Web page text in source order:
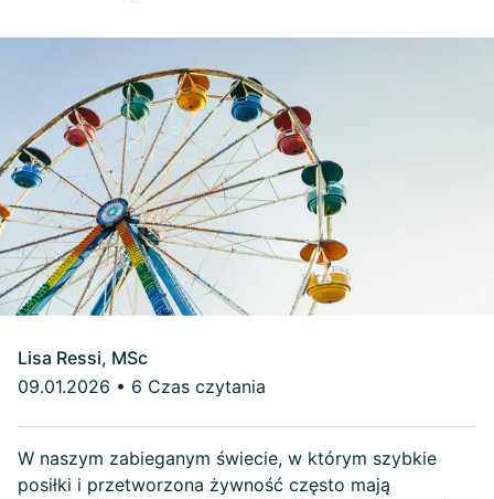
Lisa Ressi, MSc
09.01.2026 • 6 Czas czytania
W naszym zabieganym świecie, w którym szybkie
posiłki i przetworzona żywność często mają